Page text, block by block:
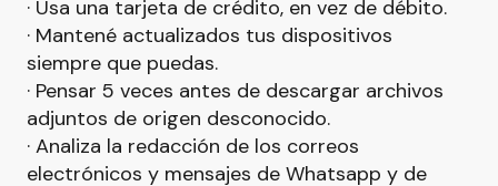
· Usa una tarjeta de crédito, en vez de débito.
· Mantené actualizados tus dispositivos
siempre que puedas.
· Pensar 5 veces antes de descargar archivos
adjuntos de origen desconocido.
· Analiza la redacción de los correos
electrónicos y mensajes de Whatsapp y de